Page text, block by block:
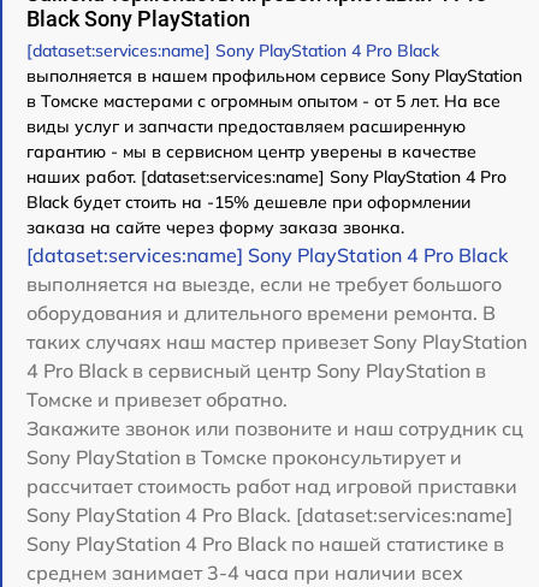
Black Sony PlayStation
[dataset:services:name] Sony PlayStation 4 Pro Black
выполняется в нашем профильном сервисе Sony PlayStation
в Томске мастерами с огромным опытом - от 5 лет. На все
виды услуг и запчасти предоставляем расширенную
гарантию - мы в сервисном центр уверены в качестве
наших работ. [dataset:services:name] Sony PlayStation 4 Pro
Black будет стоить на -15% дешевле при оформлении
заказа на сайте через форму заказа звонка.
[dataset:services:name] Sony PlayStation 4 Pro Black
выполняется на выезде, если не требует большого
оборудования и длительного времени ремонта. В
таких случаях наш мастер привезет Sony PlayStation
4 Pro Black в сервисный центр Sony PlayStation в
Томске и привезет обратно.
Закажите звонок или позвоните и наш сотрудник сц
Sony PlayStation в Томске проконсультирует и
рассчитает стоимость работ над игровой приставки
Sony PlayStation 4 Pro Black. [dataset:services:name]
Sony PlayStation 4 Pro Black по нашей статистике в
среднем занимает 3-4 часа при наличии всех